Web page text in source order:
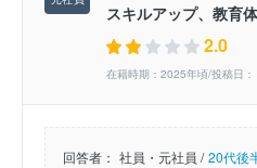
スキルアップ、教育
2.0
在籍時期：2025年頃/投稿日
回答者： 社員・元社員 / 20代後